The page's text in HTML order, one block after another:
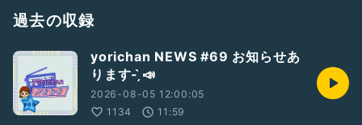
過去の収録
yorichan NEWS #69 お知らせあ
ります- ̗̀📣
2026-08-05 12:00:05
1134
11:59